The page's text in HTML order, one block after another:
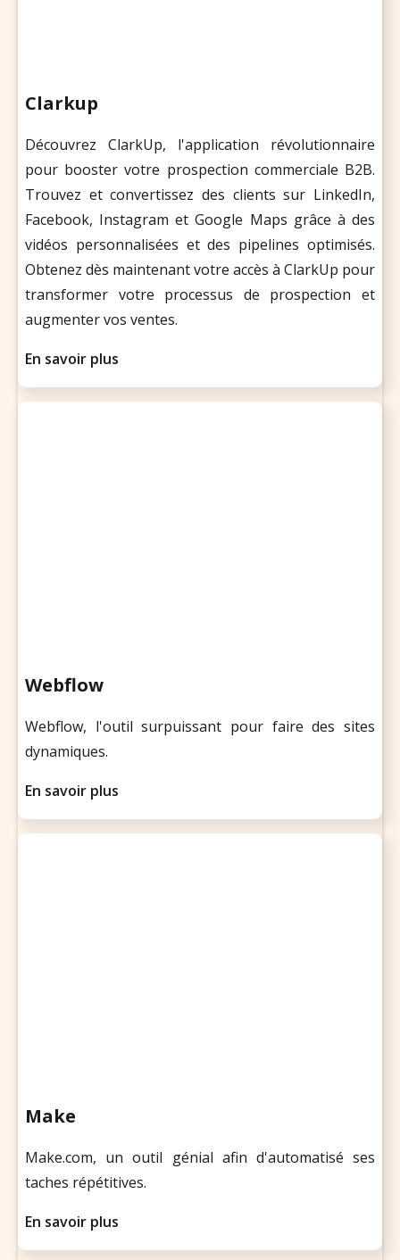
Clarkup
Découvrez ClarkUp, l'application révolutionnaire
pour booster votre prospection commerciale B2B.
Trouvez et convertissez des clients sur LinkedIn,
Facebook, Instagram et Google Maps grâce à des
vidéos personnalisées et des pipelines optimisés.
Obtenez dès maintenant votre accès à ClarkUp pour
transformer votre processus de prospection et
augmenter vos ventes.
En savoir plus
Webflow
Webflow, l'outil surpuissant pour faire des sites
dynamiques.
En savoir plus
Make
Make.com, un outil génial afin d'automatisé ses
taches répétitives.
En savoir plus